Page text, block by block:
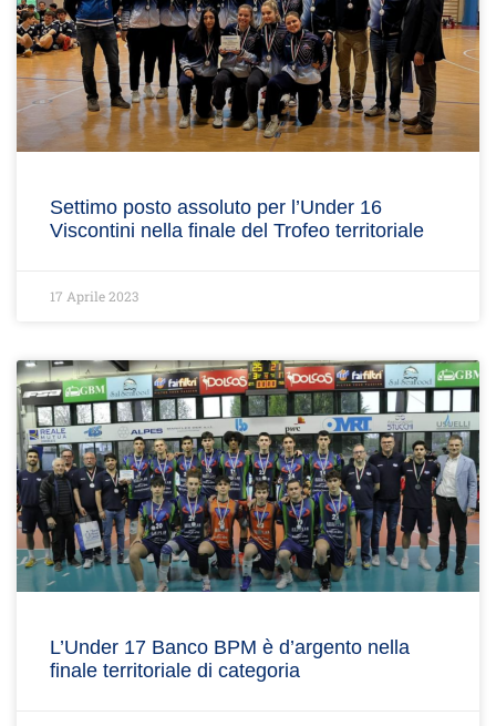
Settimo posto assoluto per l’Under 16
Viscontini nella finale del Trofeo territoriale
17 Aprile 2023
L’Under 17 Banco BPM è d’argento nella
finale territoriale di categoria